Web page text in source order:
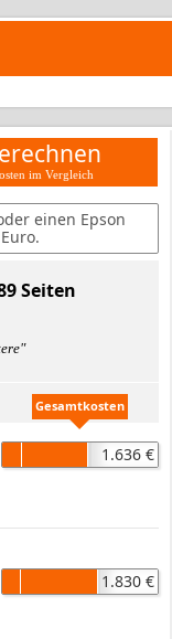
im Vergleich
einen Epson
Seiten
Gesamtkosten
1.636 €
1.830 €